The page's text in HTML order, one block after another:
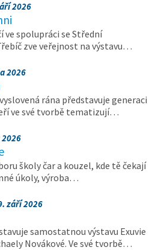
2026
ve spolupráci se Střední
zve veřejnost na výstavu…
2026
rána představuje generaci
ve své tvorbě tematizují…
2026
školy čar a kouzel, kde tě čekají
úkoly, výroba…
září 2026
samostatnou výstavu Exuvie
Novákové. Ve své tvorbě…